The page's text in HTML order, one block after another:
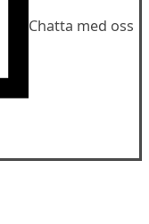
Chatta med oss